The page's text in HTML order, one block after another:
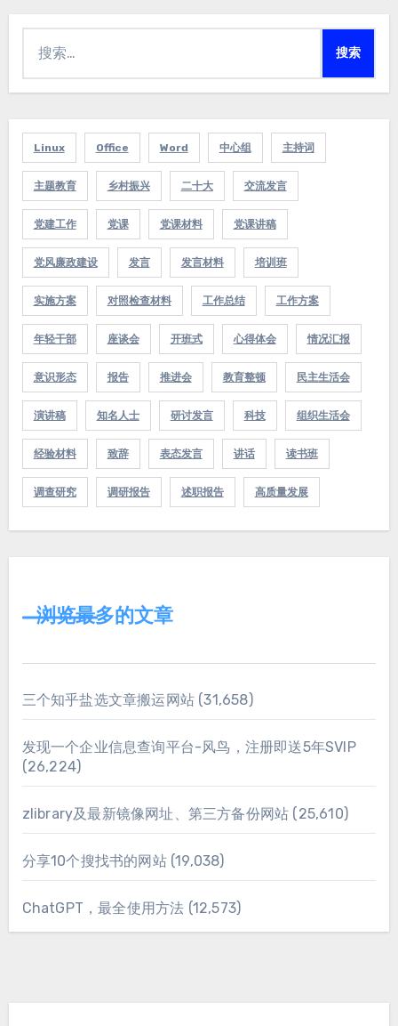
索：
Linux Office Word 中心组 主持词
主题教育 乡村振兴 二十大 交流发言
党建工作 党课 党课材料 党课讲稿
党风廉政建设 发言 发言材料 培训班
实施方案 对照检查材料 工作总结 工作方案
年轻干部 座谈会 开班式 心得体会 情况汇报
意识形态 报告 推进会 教育整顿 民主生活会
演讲稿 知名人士 研讨发言 科技 组织生活会
经验材料 致辞 表态发言 讲话 读书班
调查研究 调研报告 述职报告 高质量发展
浏览最多的文章
三个知乎盐选文章搬运网站 (31,658)
发现一个企业信息查询平台-风鸟，注册即送5年SVIP
(26,224)
zlibrary及最新镜像网址、第三方备份网站 (25,610)
分享10个搜找书的网站 (19,038)
ChatGPT，最全使用方法 (12,573)